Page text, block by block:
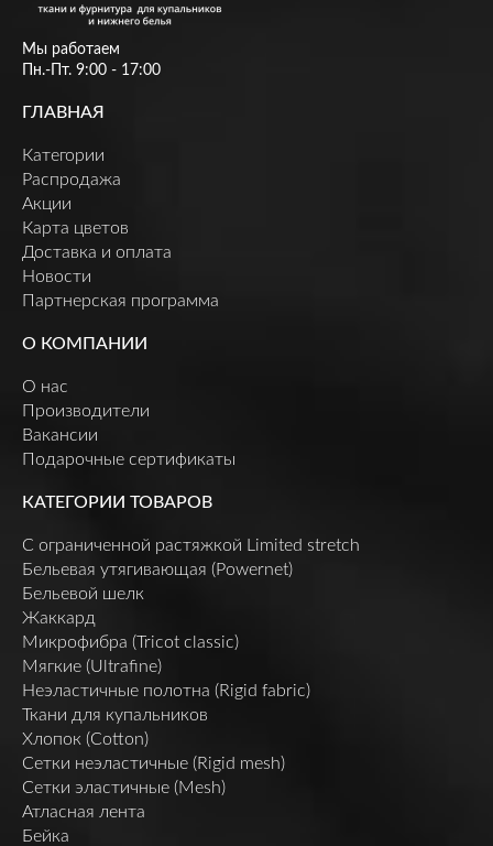
Мы работаем
Пн.-Пт. 9:00 - 17:00
ГЛАВНАЯ
Категории
Распродажа
Акции
Карта цветов
Доставка и оплата
Новости
Партнерская программа
О КОМПАНИИ
О нас
Производители
Вакансии
Подарочные сертификаты
КАТЕГОРИИ ТОВАРОВ
C ограниченной растяжкой Limited stretch
Бельевая утягивающая (Powernet)
Бельевой шелк
Жаккард
Микрофибра (Tricot classic)
Мягкие (Ultrafine)
Неэластичные полотна (Rigid fabric)
Ткани для купальников
Хлопок (Cotton)
Сетки неэластичные (Rigid mesh)
Сетки эластичные (Mesh)
Атласная лента
Бейка